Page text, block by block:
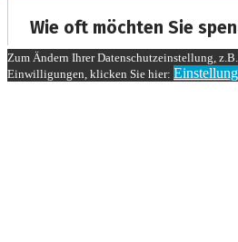
Zum Ändern Ihrer Datenschutzeinstellung,
Einwilligungen, klicken Sie hier: